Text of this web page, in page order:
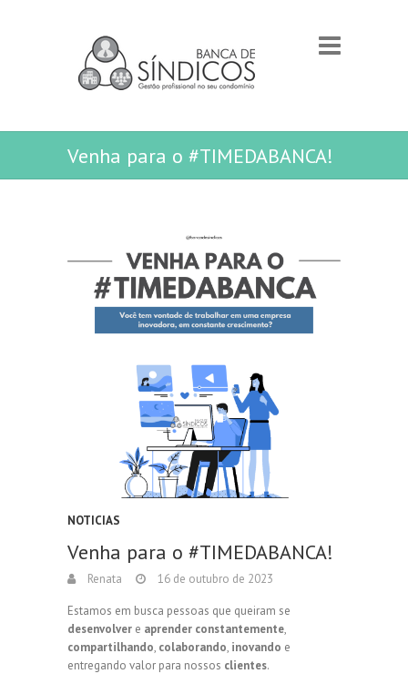
Venha para o #TIMEDABANCA!
NOTICIAS
Venha para o #TIMEDABANCA!
Renata 16 de outubro de 2023
Estamos em busca pessoas que queiram se
desenvolver e aprender constantemente,
compartilhando, colaborando, inovando e
entregando valor para nossos clientes.